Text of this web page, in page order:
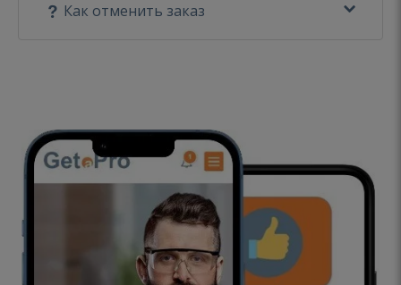
Как отменить заказ